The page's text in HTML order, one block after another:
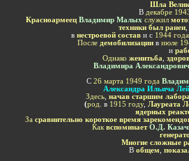
Шла
В декабре
Красноармеец Владимир Малых служил
техники был ранен
в нестроевой состав и с 1944 года
После демобилизации в июле
и
Однако женитьба
Владимира
С 26 марта 1949 года
Александра Ильича
Здесь, начав старшим
(род . в 1915 году, Лауреата
ядерных
За сравнительно короткое время
Как вспоминает О.Д.
Многие сложные
Вобщем